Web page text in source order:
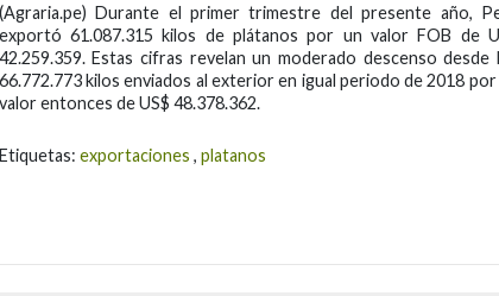
(Agraria.pe) Durante el primer trimestre del presente año,
exportó 61.087.315 kilos de plátanos por un valor FOB de
42.259.359. Estas cifras revelan un moderado descenso desde
66.772.773 kilos enviados al exterior en igual periodo de 2018 por
valor entonces de US$ 48.378.362.
Etiquetas: exportaciones , platanos